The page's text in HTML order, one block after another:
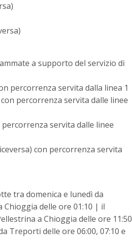
a supporto del servizio di
percorrenza servita dalla linea 1
percorrenza servita dalle linee
servita dalle linee
con percorrenza servita
tra domenica e lunedì da
Chioggia delle ore 01:10 | il
a Chioggia delle ore 11:50
Treporti delle ore 06:00, 07:10 e